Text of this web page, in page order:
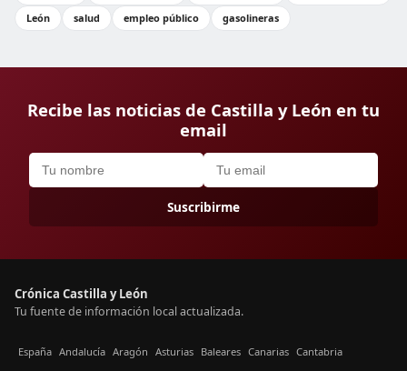
León
salud empleo público gasolineras
Recibe las noticias de Castilla y León en tu
email
Suscribirme
Crónica Castilla y León
Tu fuente de información local actualizada.
España Andalucía Aragón Asturias Baleares Canarias Cantabria